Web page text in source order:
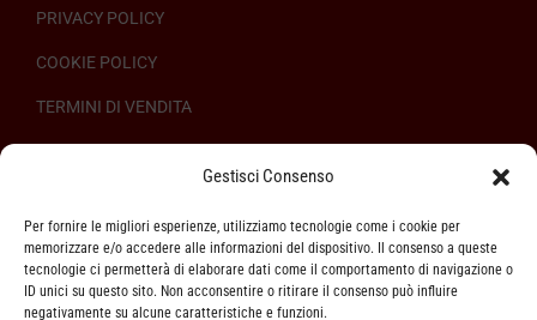
Gestisci Consenso
Per fornire le migliori esperienze, utilizziamo tecnologie come i cookie per
memorizzare e/o accedere alle informazioni del dispositivo. Il consenso a queste
tecnologie ci permetterà di elaborare dati come il comportamento di navigazione o
ID unici su questo sito. Non acconsentire o ritirare il consenso può influire
negativamente su alcune caratteristiche e funzioni.
PRIVACY POLICY
COOKIE POLICY
TERMINI DI VENDITA
ASSISTENZA CLIENTI